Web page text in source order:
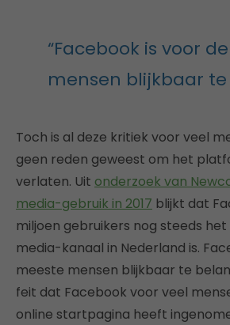
“Facebook is voor
mensen blijkbaar
Toch is al deze kritiek voor veel
geen reden geweest om het
verlaten. Uit onderzoek van
media-gebruik in 2017 blijkt dat
miljoen gebruikers nog steeds
media-kanaal in Nederland is.
meeste mensen blijkbaar te
feit dat Facebook voor veel
online startpagina heeft